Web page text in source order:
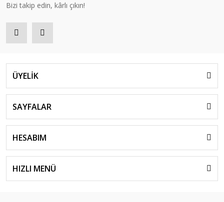
Bizi takip edin, kârlı çıkın!
ÜYELİK
SAYFALAR
HESABIM
HIZLI MENÜ